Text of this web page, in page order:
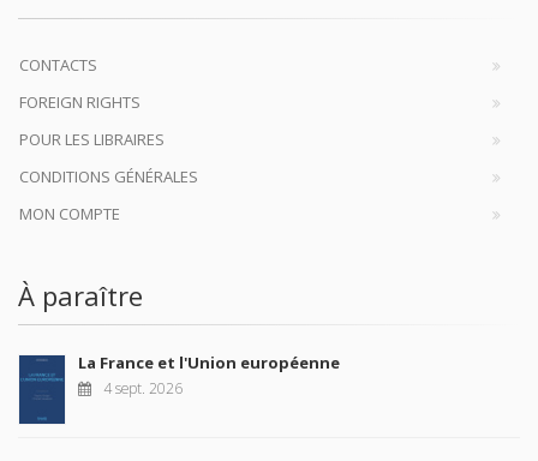
CONTACTS
FOREIGN RIGHTS
POUR LES LIBRAIRES
CONDITIONS GÉNÉRALES
MON COMPTE
À paraître
La France et l'Union européenne
4 sept. 2026